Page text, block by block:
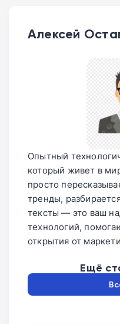
Алексей
Опытный
который живет в
просто
тренды,
тексты — это ваш
технологий,
открытия от
Ещё